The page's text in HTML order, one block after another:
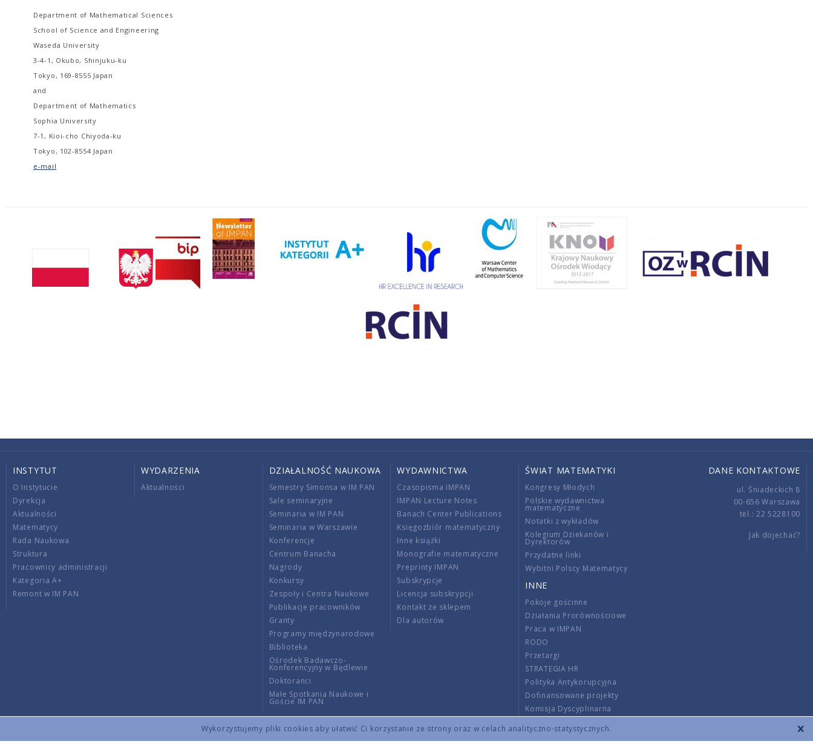
Wykorzystujemy pliki cookies aby ułatwić Ci korzystanie ze strony oraz w celach analityczno-statystycznych.
Department of Mathematical Sciences
School of Science and Engineering
Waseda University
3-4-1, Okubo, Shinjuku-ku
Tokyo, 169-8555 Japan
and
Department of Mathematics
Sophia University
7-1, Kioi-cho Chiyoda-ku
Tokyo, 102-8554 Japan
e-mail
INSTYTUT
O Instytucie
Dyrekcja
Aktualności
Matematycy
Rada Naukowa
Struktura
Pracownicy administracji
Kategoria A+
Remont w IM PAN
WYDARZENIA
Aktualności
DZIAŁALNOŚĆ NAUKOWA
Semestry Simonsa w IM PAN
Sale seminaryjne
Seminaria w IM PAN
Seminaria w Warszawie
Konferencje
Centrum Banacha
Nagrody
Konkursy
Zespoły i Centra Naukowe
Publikacje pracowników
Granty
Programy międzynarodowe
Biblioteka
Ośrodek Badawczo-
Konferencyjny w Będlewie
Doktoranci
Małe Spotkania Naukowe i
Goście IM PAN
WYDAWNICTWA
Czasopisma IMPAN
IMPAN Lecture Notes
Banach Center Publications
Księgozbiór matematyczny
Inne książki
Monografie matematyczne
Preprinty IMPAN
Subskrypcje
Licencja subskrypcji
Kontakt ze sklepem
Dla autorów
ŚWIAT MATEMATYKI
Kongresy Młodych
Polskie wydawnictwa
matematyczne
Notatki z wykładów
Kolegium Dziekanów i
Dyrektorów
Przydatne linki
Wybitni Polscy Matematycy
INNE
Pokoje gościnne
Działania Prorównościowe
Praca w IMPAN
RODO
Przetargi
STRATEGIA HR
Polityka Antykorupcyjna
Dofinansowane projekty
Komisja Dyscyplinarna
Wnoszenie opłat
DANE KONTAKTOWE
ul. Śniadeckich 8
00-656 Warszawa
tel.: 22 5228100
Jak dojechać?